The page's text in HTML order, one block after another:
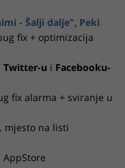
- Šalji dalje", Peki
fix + optimizacija
Twitter-u i Facebooku-
fix alarma + sviranje u
mjesto na listi